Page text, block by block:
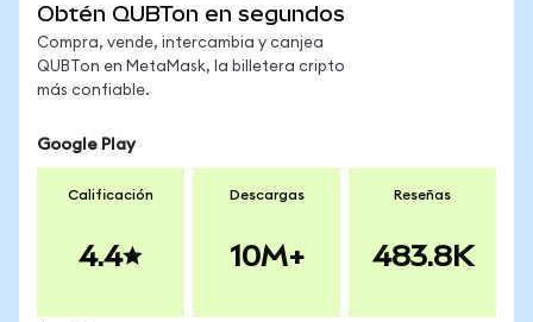
Obtén QUBTon en segundos
Compra, vende, intercambia y canjea
QUBTon en MetaMask, la billetera cripto
más confiable.
Google Play
Calificación
4.4
Descargas
10M+
Reseñas
483.8K